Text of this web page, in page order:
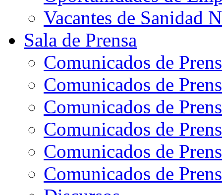
Vacantes de Sanidad
Sala de Prensa
Comunicados de
Comunicados de
Comunicados de
Comunicados de
Comunicados de
Comunicados de